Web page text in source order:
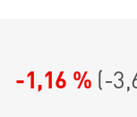
-1,16 % (-